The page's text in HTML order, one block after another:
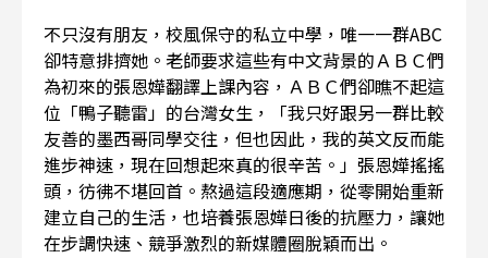
不只沒有朋友，校風保守的私立中學，唯一一群ABC
卻特意排擠她。老師要求這些有中文背景的ＡＢＣ們
為初來的張恩嬅翻譯上課內容，ＡＢＣ們卻瞧不起這
位「鴨子聽雷」的台灣女生，「我只好跟另一群比較
友善的墨西哥同學交往，但也因此，我的英文反而能
進步神速，現在回想起來真的很辛苦。」張恩嬅搖搖
頭，彷彿不堪回首。熬過這段適應期，從零開始重新
建立自己的生活，也培養張恩嬅日後的抗壓力，讓她
在步調快速、競爭激烈的新媒體圈脫穎而出。